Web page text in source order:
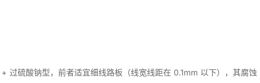
过硫酸钠型，前者适宜细线路板（线宽线距在 0.1mm 以下），其腐蚀